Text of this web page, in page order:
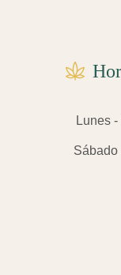
Lunes
Sábado